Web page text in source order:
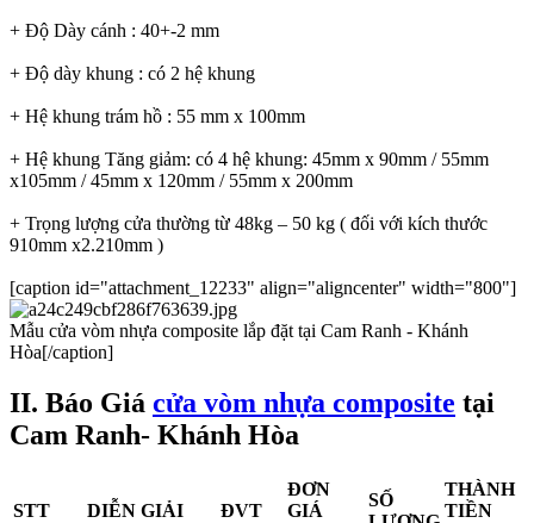
+ Độ Dày cánh : 40+-2 mm
+ Độ dày khung : có 2 hệ khung
+ Hệ khung trám hồ : 55 mm x 100mm
+ Hệ khung Tăng giảm: có 4 hệ khung: 45mm x 90mm / 55mm
x105mm / 45mm x 120mm / 55mm x 200mm
+ Trọng lượng cửa thường từ 48kg – 50 kg ( đối với kích thước
910mm x2.210mm )
[caption id="attachment_12233" align="aligncenter" width="800"]
Mẫu cửa vòm nhựa composite lắp đặt tại Cam Ranh - Khánh
Hòa[/caption]
II. Báo Giá cửa vòm nhựa composite tại
Cam Ranh- Khánh Hòa​
STT DIỄN GIẢI ĐVT
ĐƠN
GIÁ
SỐ
THÀNH
TIỀN